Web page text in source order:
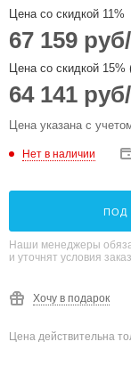
Цена со скидкой 11%
67 159 руб
Цена со скидкой 15%
64 141 руб
Цена указана с
Нет в наличии
ПОД
Наши менеджеры
и уточнят условия
Хочу в подарок
Цена действительна